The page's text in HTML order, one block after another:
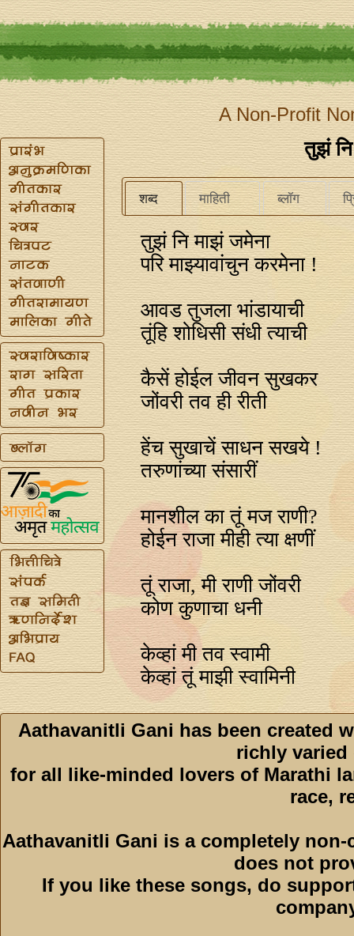
A Non-Profit
तुझं
शब्द माहिती ब्लॉग
तुझं नि माझं जमेना
परि माझ्यावांचुन करमेना !
आवड तुजला भांडायाची
तूंहि शोधिसी संधी त्याची
कैसें होईल जीवन सुखकर
जोंवरी तव ही रीती
हेंच सुखाचें साधन सखये !
तरुणांच्या संसारीं
मानशील का तूं मज राणी?
होईन राजा मीही त्या क्षणीं
तूं राजा, मी राणी जोंवरी
कोण कुणाचा धनी
केव्हां मी तव स्वामी
केव्हां तूं माझी स्वामिनी
Aathavanitli Gani has been created
richly varied
for all like-minded lovers of Marathi
race,
Aathavanitli Gani is a completely
does not
If you like these songs, do